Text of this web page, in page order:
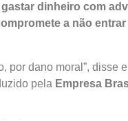
dinheiro com
a não
por dano moral”, disse
pela Empresa